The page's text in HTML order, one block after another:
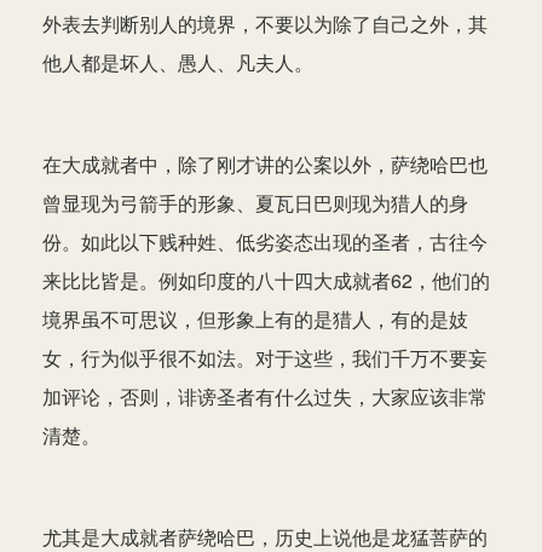
外表去判断别人的境界，不要以为除了自己之外，其
他人都是坏人、愚人、凡夫人。
在大成就者中，除了刚才讲的公案以外，萨绕哈巴也
曾显现为弓箭手的形象、夏瓦日巴则现为猎人的身
份。如此以下贱种姓、低劣姿态出现的圣者，古往今
来比比皆是。例如印度的八十四大成就者62，他们的
境界虽不可思议，但形象上有的是猎人，有的是妓
女，行为似乎很不如法。对于这些，我们千万不要妄
加评论，否则，诽谤圣者有什么过失，大家应该非常
清楚。
尤其是大成就者萨绕哈巴，历史上说他是龙猛菩萨的